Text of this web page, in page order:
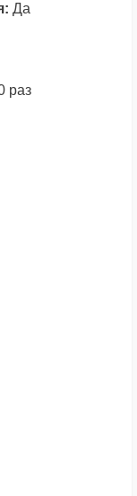
Да
раз